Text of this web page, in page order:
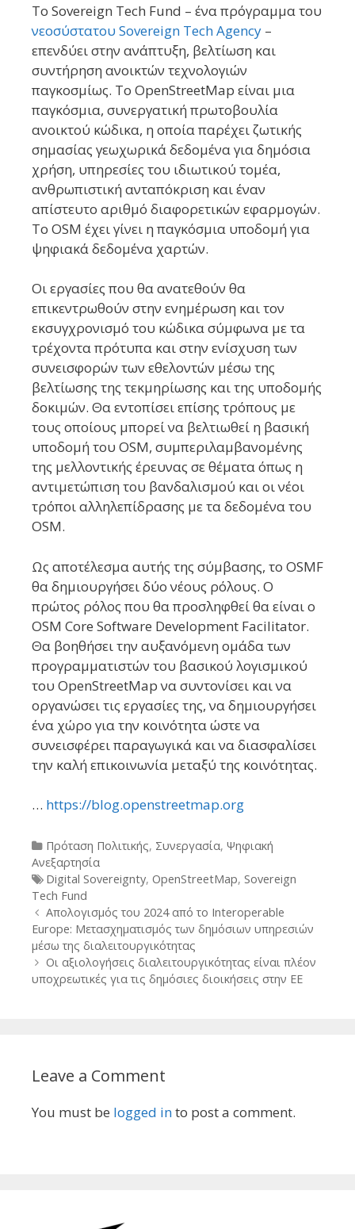
Το Sovereign Tech Fund – ένα πρόγραμμα του
νεοσύστατου Sovereign Tech Agency –
επενδύει στην ανάπτυξη, βελτίωση και
συντήρηση ανοικτών τεχνολογιών
παγκοσμίως. Το OpenStreetMap είναι μια
παγκόσμια, συνεργατική πρωτοβουλία
ανοικτού κώδικα, η οποία παρέχει ζωτικής
σημασίας γεωχωρικά δεδομένα για δημόσια
χρήση, υπηρεσίες του ιδιωτικού τομέα,
ανθρωπιστική ανταπόκριση και έναν
απίστευτο αριθμό διαφορετικών εφαρμογών.
Το OSM έχει γίνει η παγκόσμια υποδομή για
ψηφιακά δεδομένα χαρτών.
Οι εργασίες που θα ανατεθούν θα
επικεντρωθούν στην ενημέρωση και τον
εκσυγχρονισμό του κώδικα σύμφωνα με τα
τρέχοντα πρότυπα και στην ενίσχυση των
συνεισφορών των εθελοντών μέσω της
βελτίωσης της τεκμηρίωσης και της υποδομής
δοκιμών. Θα εντοπίσει επίσης τρόπους με
τους οποίους μπορεί να βελτιωθεί η βασική
υποδομή του OSM, συμπεριλαμβανομένης
της μελλοντικής έρευνας σε θέματα όπως η
αντιμετώπιση του βανδαλισμού και οι νέοι
τρόποι αλληλεπίδρασης με τα δεδομένα του
OSM.
Ως αποτέλεσμα αυτής της σύμβασης, το OSMF
θα δημιουργήσει δύο νέους ρόλους. Ο
πρώτος ρόλος που θα προσληφθεί θα είναι ο
OSM Core Software Development Facilitator.
Θα βοηθήσει την αυξανόμενη ομάδα των
προγραμματιστών του βασικού λογισμικού
του OpenStreetMap να συντονίσει και να
οργανώσει τις εργασίες της, να δημιουργήσει
ένα χώρο για την κοινότητα ώστε να
συνεισφέρει παραγωγικά και να διασφαλίσει
την καλή επικοινωνία μεταξύ της κοινότητας.
… https://blog.openstreetmap.org
Categories
Πρόταση Πολιτικής, Συνεργασία, Ψηφιακή
Ανεξαρτησία
Tags
Digital Sovereignty, OpenStreetMap, Sovereign
Tech Fund
Post
navigation
Απολογισμός του 2024 από το Interoperable
Europe: Μετασχηματισμός των δημόσιων υπηρεσιών
μέσω της διαλειτουργικότητας
Οι αξιολογήσεις διαλειτουργικότητας είναι πλέον
υποχρεωτικές για τις δημόσιες διοικήσεις στην ΕΕ
Leave a Comment
You must be logged into post a comment.